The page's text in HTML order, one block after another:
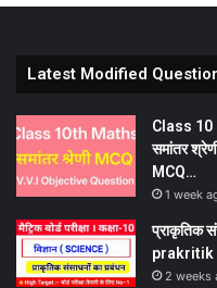
Latest Modified
Class
समांतर
MCQ…
1 week
प्राकृतिक
prakritik
2 weeks